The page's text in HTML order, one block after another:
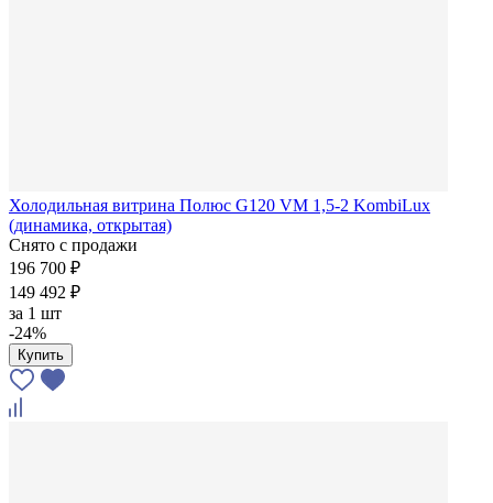
Холодильная витрина Полюс G120 VM 1,5-2 KombiLux
(динамика, открытая)
Снято с продажи
196 700 ₽
149 492 ₽
за 1 шт
-24%
Купить